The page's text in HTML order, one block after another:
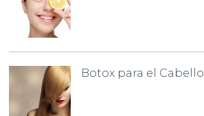
Botox para el Cabello